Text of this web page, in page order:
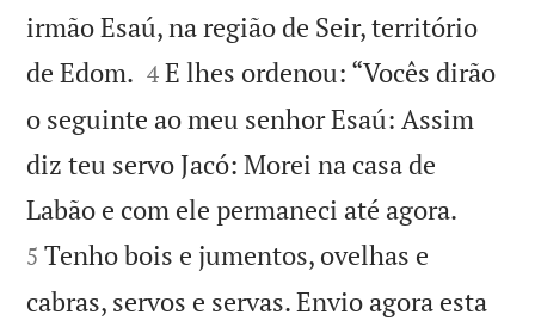
irmão Esaú, na região de Seir, território
de Edom. 

4 E lhes ordenou: “Vocês dirão
o seguinte ao meu senhor Esaú: Assim
diz teu servo Jacó: Morei na casa de
Labão e com ele permaneci até agora.
5 Tenho bois e jumentos, ovelhas e
cabras, servos e servas. Envio agora esta